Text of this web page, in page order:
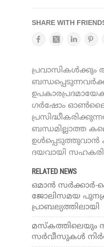
SHARE WITH
പ്രവാസികൾക്കും
ഗർഷോം
ബന്ധമില്ലാത്ത
ഉൾപ്പെടുത്തുവാൻ
ദയവായി
RELATED NEWS
ഒമാൻ
ജോലിസമയ
പ്രാബല്യത്തിലായി
മസ്‌കത്തിലെയും
സര്‍വീസുകള്‍